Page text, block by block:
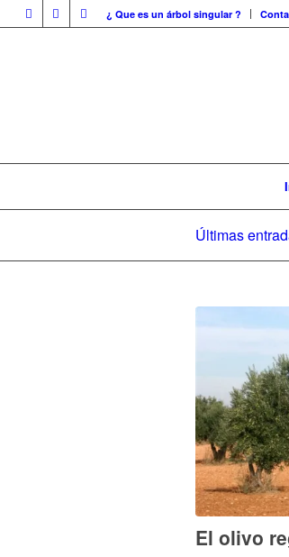
¿ Que es un árbol singular ?
Últimas
El olivo